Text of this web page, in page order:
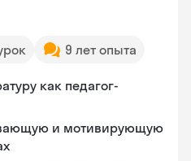
9 лет опыта
как педагог-
и мотивирующую